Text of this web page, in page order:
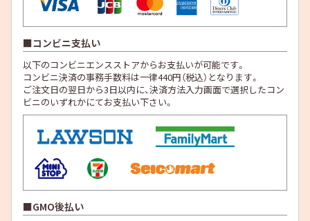
コンビニ支払い
以下のコンビニエンスストアからお支払いが可能です。
コンビニ決済の事務手数料は一律440円（税込）となります。
ご注文日の翌日から3日以内に、決済方法入力画面で選択したコン
ビニのいずれかにてお支払い下さい。
GMO後払い